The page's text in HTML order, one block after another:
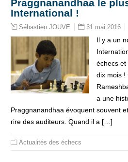
Praggnanandhaa le
International !
Sébastien JOUVE 31 mai 2016
Il y a un
échecs et
dix mois !
a une
Praggnanandhaa évoquent souvent
rire des auditeurs. Quand il a […]
Actualités des échecs